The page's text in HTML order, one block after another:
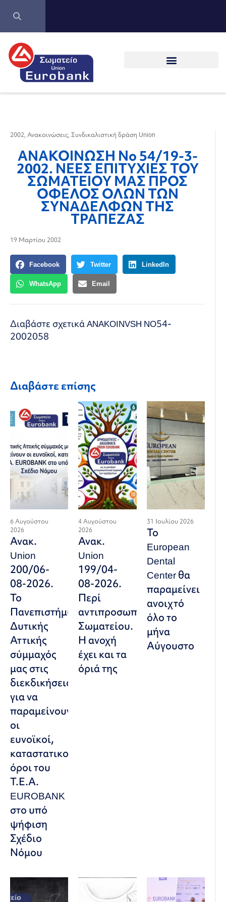
2002, Ανακοινώσεις, Συνδικαλιστική δράση Union
ΑΝΑΚΟΙΝΩΣΗ Νο 54/19-3-
2002. ΝΕΕΣ ΕΠΙΤΥΧΙΕΣ ΤΟΥ
ΣΩΜΑΤΕΙΟΥ ΜΑΣ ΠΡΟΣ
ΟΦΕΛΟΣ ΟΛΩΝ ΤΩΝ
ΣΥΝΑΔΕΛΦΩΝ ΤΗΣ
ΤΡΑΠΕΖΑΣ
19 Μαρτίου 2002
Facebook Twitter LinkedIn
WhatsApp Email
Διαβάστε σχετικάANAKOINVSH NO54-
2002058
Διαβάστε επίσης
6 Αυγούστου
2026
Ανακ.
Union
200/06-
08-2026.
Το
Πανεπιστήμιο
Δυτικής
Αττικής
σύμμαχός
μας στις
διεκδικήσεις,
για να
παραμείνουν
οι
ευνοϊκοί,
καταστατικοί
όροι του
Τ.Ε.Α.
EUROBANK
στο υπό
ψήφιση
Σχέδιο
Νόμου
4 Αυγούστου
2026
Ανακ.
Union
199/04-
08-2026.
Περί
αντιπροσωπευτικού
Σωματείου.
Η ανοχή
έχει και τα
όριά της
31 Ιουλίου 2026
Το
European
Dental
Center θα
παραμείνει
ανοιχτό
όλο το
μήνα
Αύγουστο